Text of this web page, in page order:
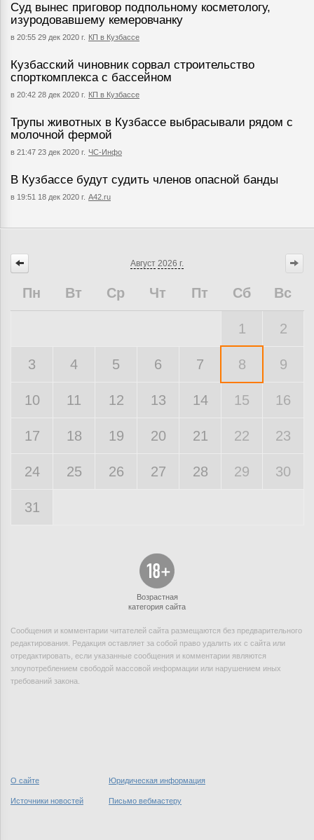
Суд вынес приговор подпольному косметологу,
изуродовавшему кемеровчанку
в 20:55 29 дек 2020 г. КП в Кузбассе
Кузбасский чиновник сорвал строительство
спорткомплекса с бассейном
в 20:42 28 дек 2020 г. КП в Кузбассе
Трупы животных в Кузбассе выбрасывали рядом с
молочной фермой
в 21:47 23 дек 2020 г. ЧС-Инфо
В Кузбассе будут судить членов опасной банды
в 19:51 18 дек 2020 г. A42.ru
Август 2026 г.
Пн Вт Ср Чт Пт Сб Вс
1 2
3 4 5 6 7 8 9
10 11 12 13 14 15 16
17 18 19 20 21 22 23
24 25 26 27 28 29 30
31
Возрастная
категория сайта
Сообщения и комментарии читателей сайта размещаются без предварительного
редактирования. Редакция оставляет за собой право удалить их с сайта или
отредактировать, если указанные сообщения и комментарии являются
злоупотреблением свободой массовой информации или нарушением иных
требований закона.
О сайте Юридическая информация
Источники новостей Письмо вебмастеру